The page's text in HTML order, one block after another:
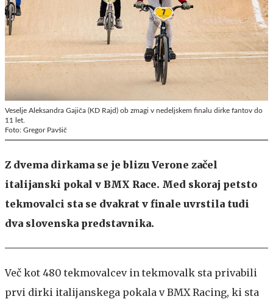
Veselje Aleksandra Gajiča (KD Rajd) ob zmagi v nedeljskem finalu dirke fantov do
11 let.
Foto: Gregor Pavšič
Z dvema dirkama se je blizu Verone začel
italijanski pokal v BMX Race. Med skoraj petsto
tekmovalci sta se dvakrat v finale uvrstila tudi
dva slovenska predstavnika.
Več kot 480 tekmovalcev in tekmovalk sta privabili
prvi dirki italijanskega pokala v BMX Racing, ki sta